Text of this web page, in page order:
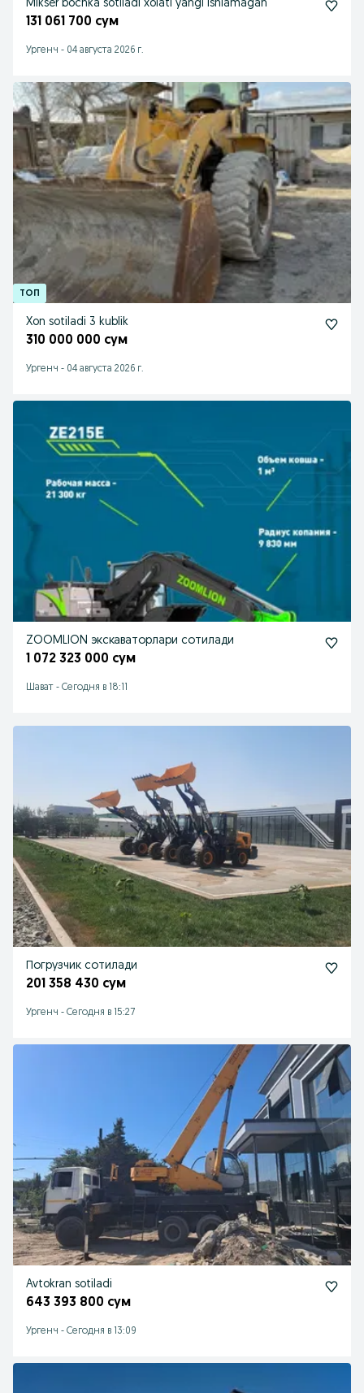
Mikser bochka sotiladi xolati yangi ishlamagan
131 061 700 сум
Ургенч - 04 августа 2026 г.
Xon sotiladi 3 kublik
310 000 000 сум
Ургенч - 04 августа 2026 г.
ZOOMLION экскаваторлари сотилади
1 072 323 000 сум
Шават - Сегодня в 18:11
Погрузчик сотилади
201 358 430 сум
Ургенч - Сегодня в 15:27
Avtokran sotiladi
643 393 800 сум
Ургенч - Сегодня в 13:09